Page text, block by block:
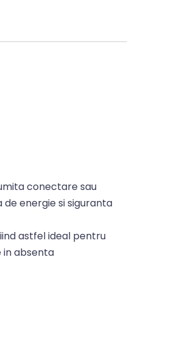
conectare sau
energie si siguranta
astfel ideal pentru
in absenta